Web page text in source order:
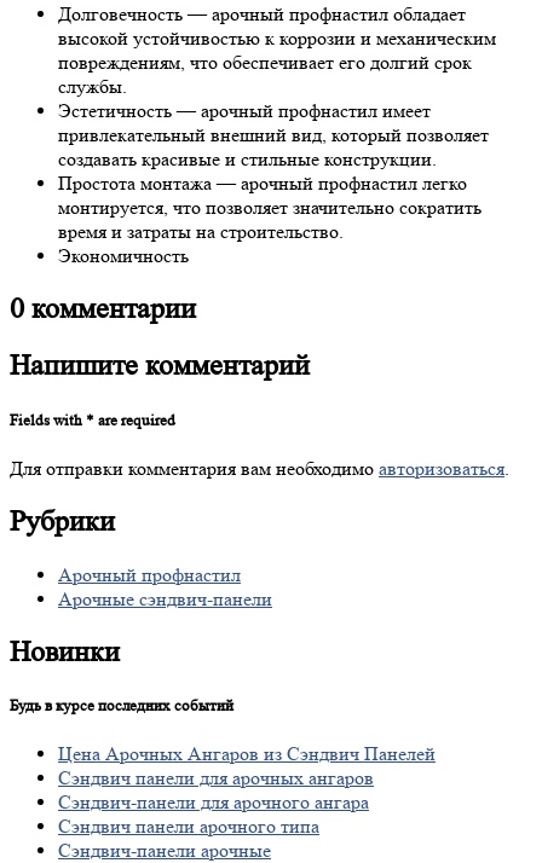
Долговечность — арочный профнастил обладает
высокой устойчивостью к коррозии и механическим
повреждениям, что обеспечивает его долгий срок
службы.
Эстетичность — арочный профнастил имеет
привлекательный внешний вид, который позволяет
создавать красивые и стильные конструкции.
Простота монтажа — арочный профнастил легко
монтируется, что позволяет значительно сократить
время и затраты на строительство.
Экономичность
0комментарии
Напишите комментарий
Fields with * are required
Для отправки комментария вам необходимо авторизоваться
Рубрики
Арочный профнастил
Арочные сэндвич-панели
Новинки
Будь в курсе последних событий
Цена Арочных Ангаров из Сэндвич Панелей
Сэндвич панели для арочных ангаров
Сэндвич-панели для арочного ангара
Сэндвич панели арочного типа
Сэндвич-панели арочные